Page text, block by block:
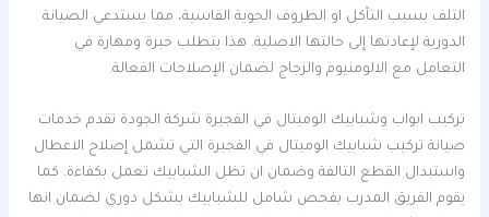
التلف بسبب التآكل او الظروف الجوية القاسية، مما يستدعي الصيانة
الدورية لإعادتها إلى حالتها الاصلية. هذا يتطلب خبرة ومهارة في
التعامل مع الالومنيوم والزجاج لضمان الإصلاحات الفعالة.
تركيب ابواب وشبابيك الوميتال في الفجيرة شركة الجودة تقدم خدمات
صيانة تركيب شبابيك الوميتال في الفجيرة التي تشمل إصلاح الاعطال
واستبدال القطع التالفة وضمان ان تظل الشبابيك تعمل بكفاءة. كما
يقوم الفريق المدرب بفحص شامل للشبابيك بشكل دوري لضمان انها